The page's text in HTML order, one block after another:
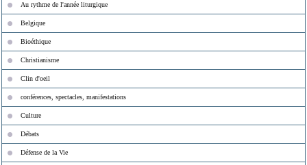
Au rythme de l'année liturgique
Belgique
Bioéthique
Christianisme
Clin d'oeil
conférences, spectacles, manifestations
Culture
Débats
Défense de la Vie